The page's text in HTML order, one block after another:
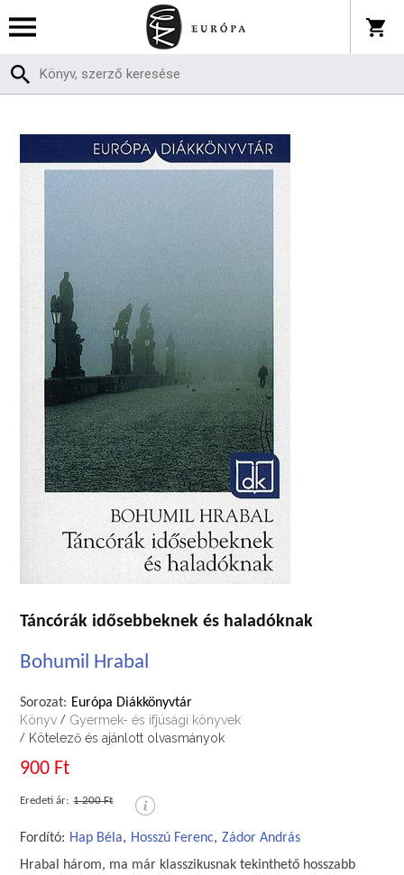
Táncórák idősebbeknek és haladóknak
Bohumil Hrabal
Sorozat: Európa Diákkönyvtár
Könyv / Gyermek- és ifjúsági könyvek
/ Kötelező és ajánlott olvasmányok
900 Ft
Eredeti ár: 1 200 Ft
Fordító: Hap Béla, Hosszú Ferenc, Zádor András
Hrabal három, ma már klasszikusnak tekinthető hosszabb